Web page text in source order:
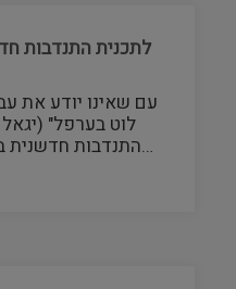
לתכנית התנדבות
לוט בערפל"
התנדבות חדשנית באנו - מוזיאון העם היהודי…